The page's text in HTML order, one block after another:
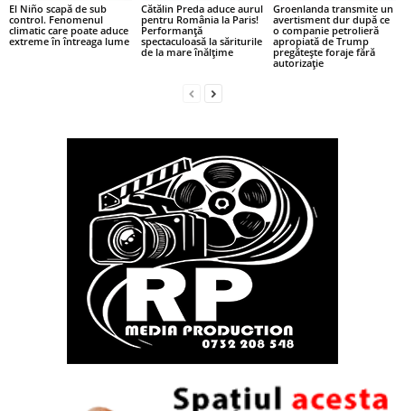
El Niño scapă de sub
control. Fenomenul
climatic care poate aduce
extreme în întreaga lume
Cătălin Preda aduce aurul
pentru România la Paris!
Performanță
spectaculoasă la săriturile
de la mare înălțime
Groenlanda transmite un
avertisment dur după ce
o companie petrolieră
apropiată de Trump
pregătește foraje fără
autorizație